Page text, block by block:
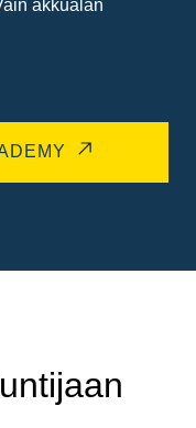
akkualan